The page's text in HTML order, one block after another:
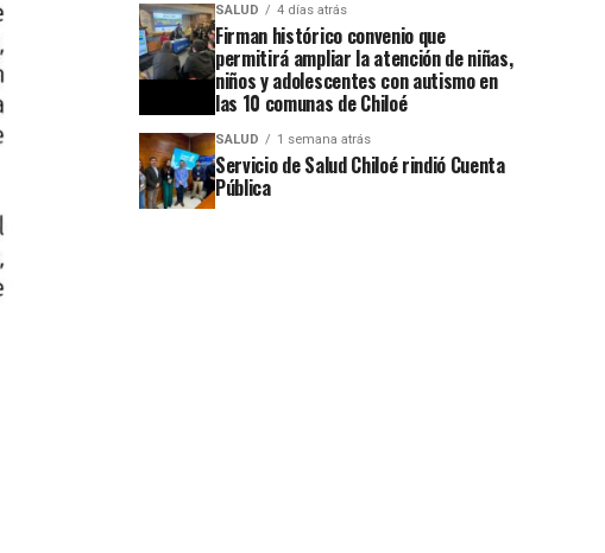
SALUD 4 días atrás
Firman histórico convenio que
permitirá ampliar la atención de niñas,
niños y adolescentes con autismo en
las 10 comunas de Chiloé
SALUD 1 semana atrás
Servicio de Salud Chiloé rindió Cuenta
Pública